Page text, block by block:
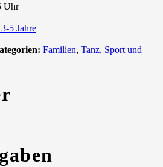
Uhr
5 Jahre
Familien, Tanz, Sport und